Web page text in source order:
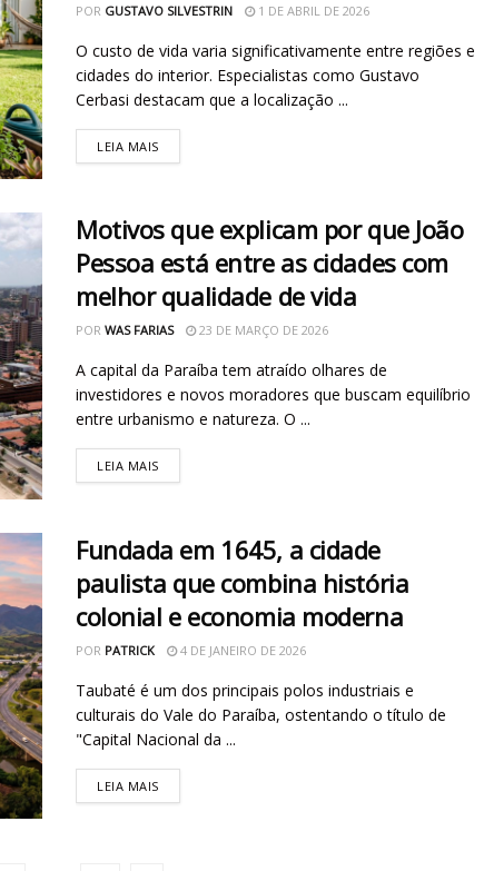
POR GUSTAVO SILVESTRIN 1 DE ABRIL DE 2026
O custo de vida varia significativamente entre regiões e
cidades do interior. Especialistas como Gustavo
Cerbasi destacam que a localização ...
LEIA MAIS
Motivos que explicam por que João
Pessoa está entre as cidades com
melhor qualidade de vida
POR WAS FARIAS 23 DE MARÇO DE 2026
A capital da Paraíba tem atraído olhares de
investidores e novos moradores que buscam equilíbrio
entre urbanismo e natureza. O ...
LEIA MAIS
Fundada em 1645, a cidade
paulista que combina história
colonial e economia moderna
POR PATRICK 4 DE JANEIRO DE 2026
Taubaté é um dos principais polos industriais e
culturais do Vale do Paraíba, ostentando o título de
"Capital Nacional da ...
LEIA MAIS